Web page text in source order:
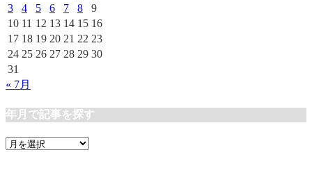
3
4 5 6 7 8
9
10 11 12 13 14 15 16
17 18 19 20 21 22 23
24 25 26 27 28 29 30
31
« 7月
年月で記事を探す
年